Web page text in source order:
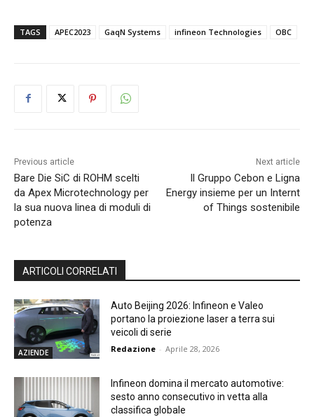
TAGS APEC2023 GaqN Systems infineon Technologies OBC
Previous article
Bare Die SiC di ROHM scelti
da Apex Microtechnology per
la sua nuova linea di moduli di
potenza
Next article
Il Gruppo Cebon e Ligna
Energy insieme per un Internt
of Things sostenibile
ARTICOLI CORRELATI
AZIENDE
Auto Beijing 2026: Infineon e Valeo
portano la proiezione laser a terra sui
veicoli di serie
Redazione - Aprile 28, 2026
Infineon domina il mercato automotive:
sesto anno consecutivo in vetta alla
classifica globale